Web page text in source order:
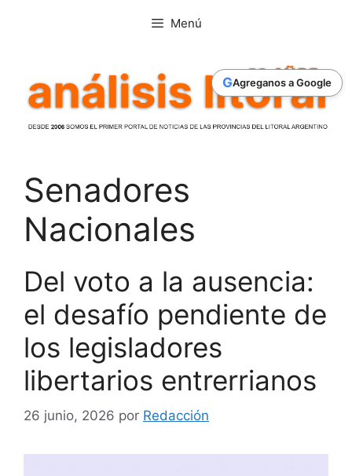
GAgreganos a Google
Menú
Senadores
Nacionales
Del voto a la ausencia:
el desafío pendiente de
los legisladores
libertarios entrerrianos
26 junio, 2026 por Redacción